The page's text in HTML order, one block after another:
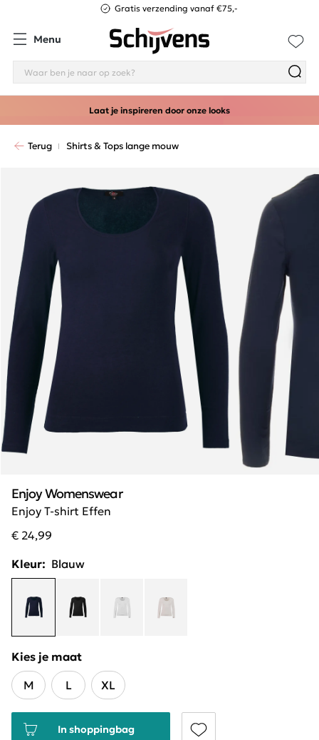
Gratis verzending vanaf €75,-
Menu
Laat je inspireren door onze looks
Terug Shirts & Tops lange mouw
Enjoy T-shirt Effen
Enjoy Womenswear
€ 24,99
Kleur: Blauw
Kies je maat
M
L XL
In shoppingbag